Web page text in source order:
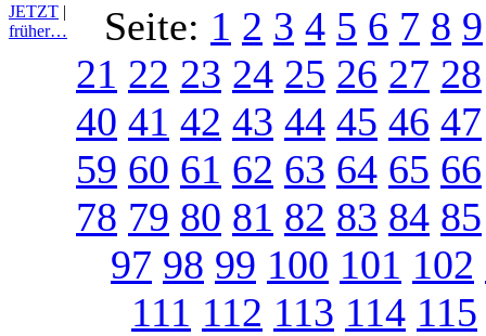
JETZT |
früher…
Seite: 1 2 3 4 5 6 7 8 9
21 22 23 24 25 26 27 28
40 41 42 43 44 45 46 47
59 60 61 62 63 64 65 66
78 79 80 81 82 83 84 85
97 98 99 100 101 102
111 112 113 114 115